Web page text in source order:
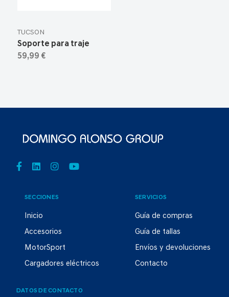
TUCSON
Soporte para traje
59,99 €
SECCIONES
Inicio
Accesorios
MotorSport
Cargadores eléctricos
SERVICIOS
Guía de compras
Guía de tallas
Envíos y devoluciones
Contacto
DATOS DE CONTACTO